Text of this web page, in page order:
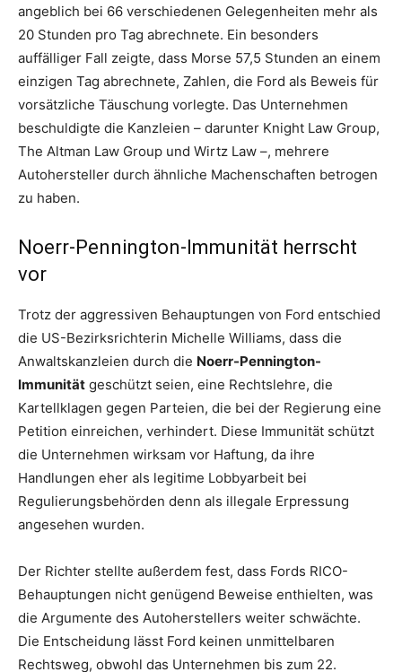
angeblich bei 66 verschiedenen Gelegenheiten mehr als
20 Stunden pro Tag abrechnete. Ein besonders
auffälliger Fall zeigte, dass Morse 57,5 ​​Stunden an einem
einzigen Tag abrechnete, Zahlen, die Ford als Beweis für
vorsätzliche Täuschung vorlegte. Das Unternehmen
beschuldigte die Kanzleien – darunter Knight Law Group,
The Altman Law Group und Wirtz Law –, mehrere
Autohersteller durch ähnliche Machenschaften betrogen
zu haben.
Noerr-Pennington-Immunität herrscht
vor
Trotz der aggressiven Behauptungen von Ford entschied
die US-Bezirksrichterin Michelle Williams, dass die
Anwaltskanzleien durch die Noerr-Pennington-
Immunität geschützt seien, eine Rechtslehre, die
Kartellklagen gegen Parteien, die bei der Regierung eine
Petition einreichen, verhindert. Diese Immunität schützt
die Unternehmen wirksam vor Haftung, da ihre
Handlungen eher als legitime Lobbyarbeit bei
Regulierungsbehörden denn als illegale Erpressung
angesehen wurden.
Der Richter stellte außerdem fest, dass Fords RICO-
Behauptungen nicht genügend Beweise enthielten, was
die Argumente des Autoherstellers weiter schwächte.
Die Entscheidung lässt Ford keinen unmittelbaren
Rechtsweg, obwohl das Unternehmen bis zum 22.